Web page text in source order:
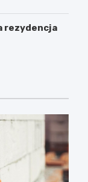
rezydencja